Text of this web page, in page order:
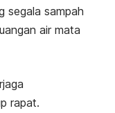
segala sampah
air mata
rapat.